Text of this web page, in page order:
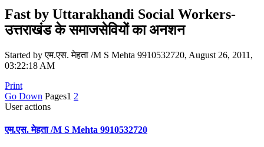
Fast by Uttarakhandi Social Workers-
उत्तराखंड के समाजसेवियों का अनशन
Started by एम.एस. मेहता /M S Mehta 9910532720, August 26, 2011,
03:22:18 AM
Print
Go Down Pages1 2
User actions
एम.एस. मेहता /M S Mehta 9910532720